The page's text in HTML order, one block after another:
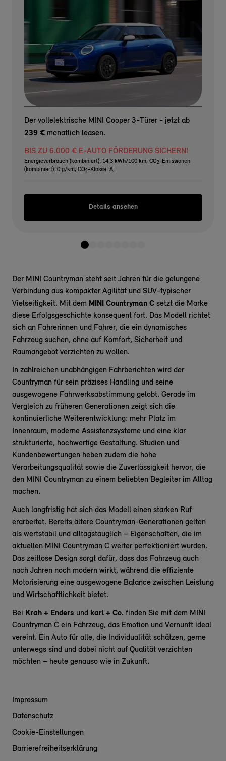
Der vollelektrische MINI Cooper 3-Türer - jetzt ab
239 € monatlich leasen.
BIS ZU 6.000 € E-AUTO FÖRDERUNG SICHERN!
Energieverbrauch (kombiniert): 14,3 kWh/100 km; CO2 -Emissionen
(kombiniert): 0 g/km; CO2 -Klasse: A;
Details ansehen
Der MINI Countryman steht seit Jahren für die gelungene
Verbindung aus kompakter Agilität und SUV-typischer
Vielseitigkeit. Mit dem MINI Countryman C setzt die Marke
diese Erfolgsgeschichte konsequent fort. Das Modell richtet
sich an Fahrerinnen und Fahrer, die ein dynamisches
Fahrzeug suchen, ohne auf Komfort, Sicherheit und
Raumangebot verzichten zu wollen.
In zahlreichen unabhängigen Fahrberichten wird der
Countryman für sein präzises Handling und seine
ausgewogene Fahrwerksabstimmung gelobt. Gerade im
Vergleich zu früheren Generationen zeigt sich die
kontinuierliche Weiterentwicklung: mehr Platz im
Innenraum, moderne Assistenzsysteme und eine klar
strukturierte, hochwertige Gestaltung. Studien und
Kundenbewertungen heben zudem die hohe
Verarbeitungsqualität sowie die Zuverlässigkeit hervor, die
den MINI Countryman zu einem beliebten Begleiter im Alltag
machen.
Auch langfristig hat sich das Modell einen starken Ruf
erarbeitet. Bereits ältere Countryman-Generationen gelten
als wertstabil und alltagstauglich – Eigenschaften, die im
aktuellen MINI Countryman C weiter perfektioniert wurden.
Das zeitlose Design sorgt dafür, dass das Fahrzeug auch
nach Jahren noch modern wirkt, während die effiziente
Motorisierung eine ausgewogene Balance zwischen Leistung
und Wirtschaftlichkeit bietet.
Bei Krah + Enders und karl + Co. finden Sie mit dem MINI
Countryman C ein Fahrzeug, das Emotion und Vernunft ideal
vereint. Ein Auto für alle, die Individualität schätzen, gerne
unterwegs sind und dabei nicht auf Qualität verzichten
möchten – heute genauso wie in Zukunft.
Impressum
Datenschutz
Cookie-Einstellungen
Barrierefreiheitserklärung